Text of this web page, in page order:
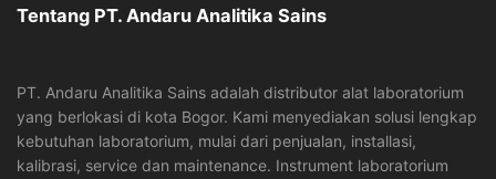
Tentang PT. Andaru Analitika Sains
PT. Andaru Analitika Sains adalah distributor alat laboratorium
yang berlokasi di kota Bogor. Kami menyediakan solusi lengkap
kebutuhan laboratorium, mulai dari penjualan, installasi,
kalibrasi, service dan maintenance. Instrument laboratorium